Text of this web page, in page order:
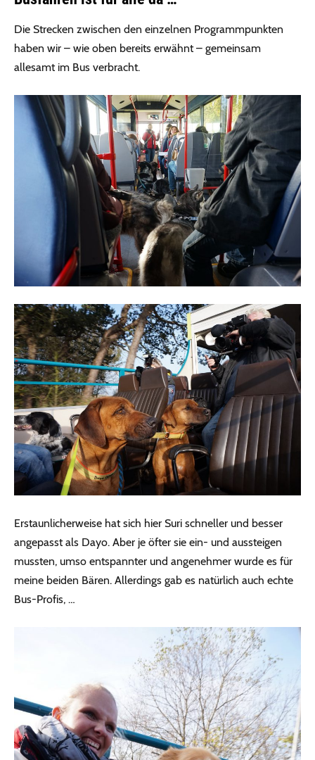
Die Strecken zwischen den einzelnen Programmpunkten
haben wir – wie oben bereits erwähnt – gemeinsam
allesamt im Bus verbracht.
Erstaunlicherweise hat sich hier Suri schneller und besser
angepasst als Dayo. Aber je öfter sie ein- und aussteigen
mussten, umso entspannter und angenehmer wurde es für
meine beiden Bären. Allerdings gab es natürlich auch echte
Bus-Profis, …